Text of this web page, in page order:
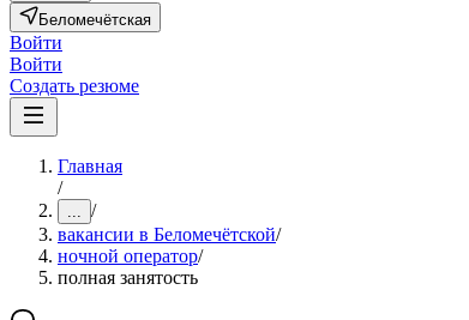
Беломечётская
Войти
Войти
Создать резюме
Главная
/
... /
вакансии в Беломечётской/
ночной оператор/
полная занятость